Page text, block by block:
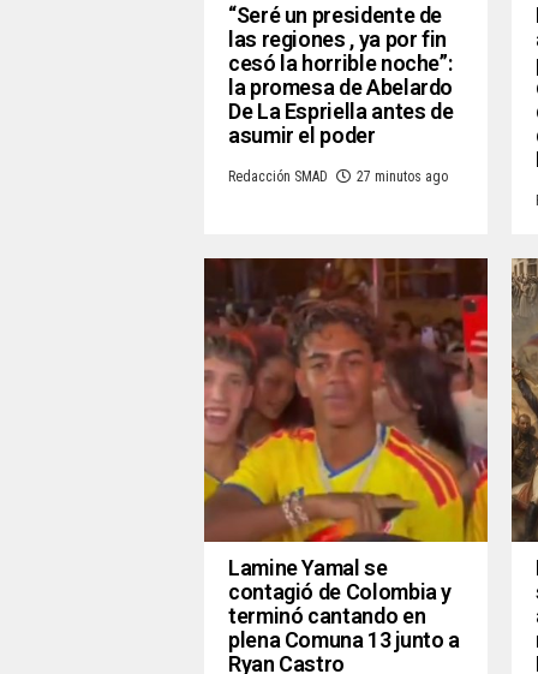
“Seré un presidente de
las regiones , ya por fin
cesó la horrible noche”:
la promesa de Abelardo
De La Espriella antes de
asumir el poder
Redacción SMAD 27 minutos ago
Lamine Yamal se
contagió de Colombia y
terminó cantando en
plena Comuna 13 junto a
Ryan Castro